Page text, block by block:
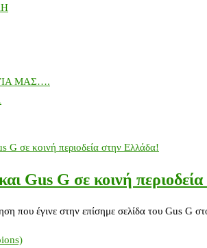
ΜΑΣ….
Gus G σε κοινή
που έγινε στην επίσημε σελίδα του Gus G